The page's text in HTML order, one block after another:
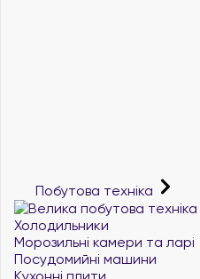
Побутова техніка
Холодильники
Морозильні камери та ларі
Посудомийні машини